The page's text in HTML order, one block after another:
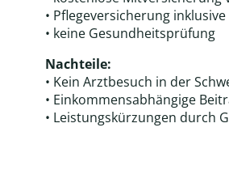
• Pflegeversicherung inklusive
• keine Gesundheitsprüfung
Nachteile:
• Kein Arztbesuch in der
• Einkommensabhängige
• Leistungskürzungen durch